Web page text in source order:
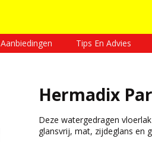
Aanbiedingen Tips En Advies
Hermadix
Deze watergedragen
glansvrij, mat, zijdeglans en